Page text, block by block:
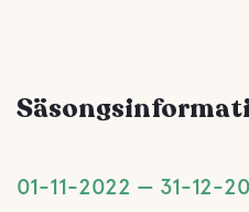
Husdjursfaciliteter
01-11-2022 31-12-